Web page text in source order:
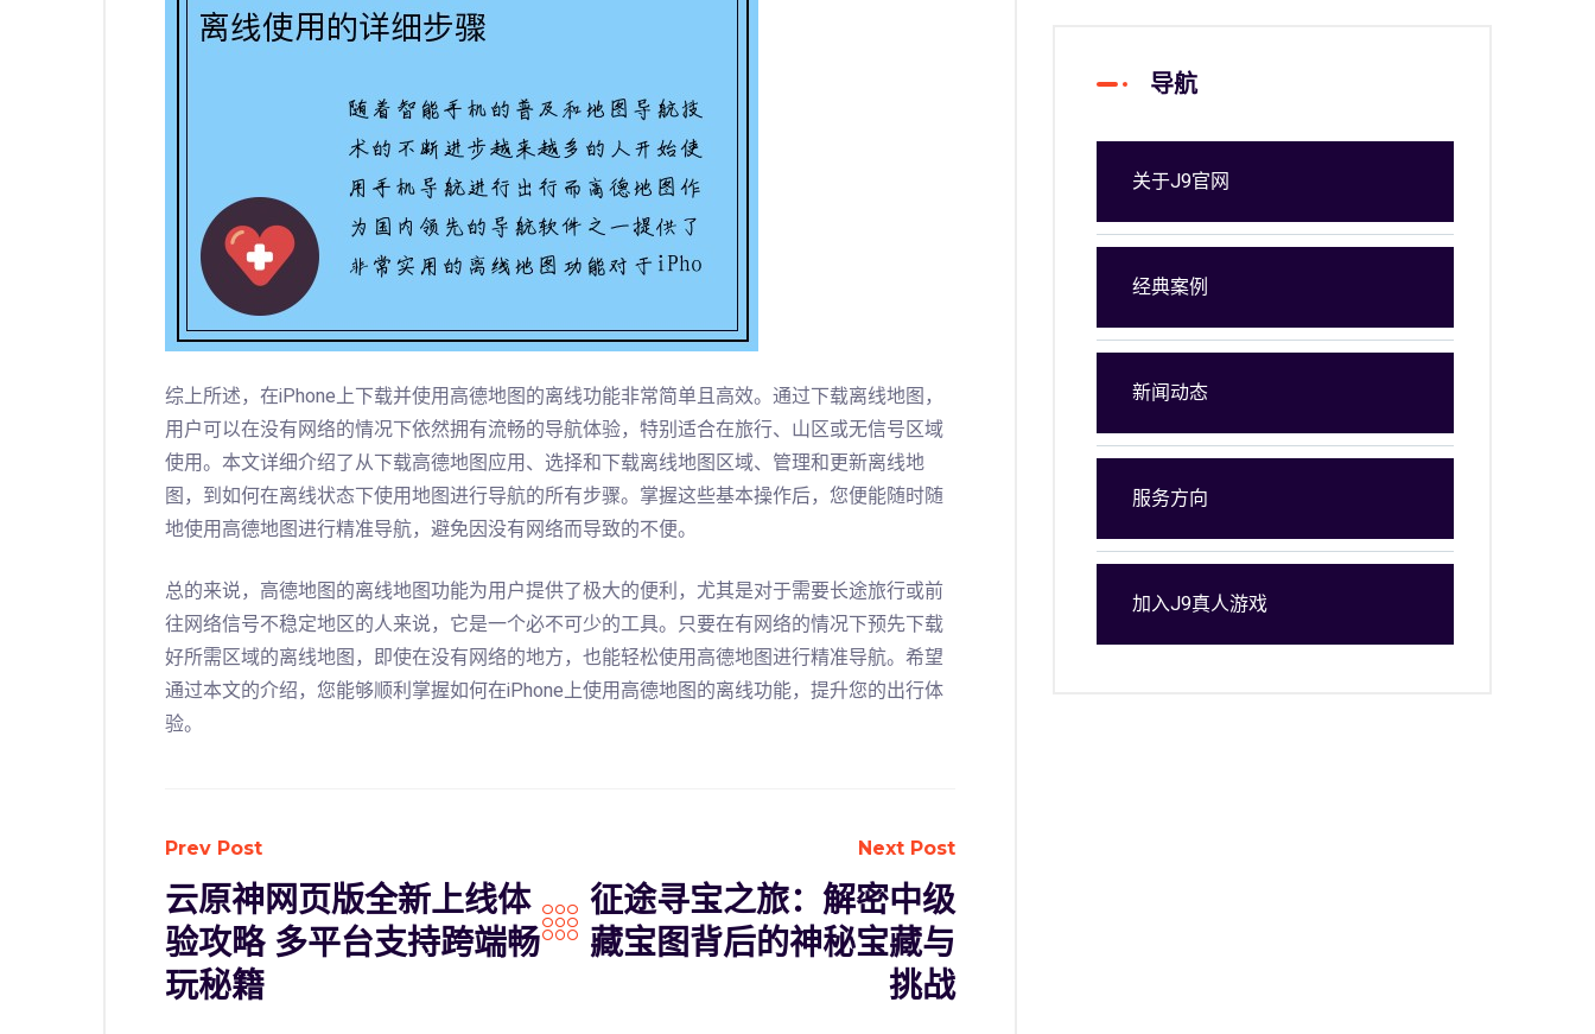
综上所述，在iPhone上下载并使用高德地图的离线功能非常简单且高效。通过下载离线地图，
用户可以在没有网络的情况下依然拥有流畅的导航体验，特别适合在旅行、山区或无信号区域
使用。本文详细介绍了从下载高德地图应用、选择和下载离线地图区域、管理和更新离线地
图，到如何在离线状态下使用地图进行导航的所有步骤。掌握这些基本操作后，您便能随时随
地使用高德地图进行精准导航，避免因没有网络而导致的不便。
总的来说，高德地图的离线地图功能为用户提供了极大的便利，尤其是对于需要长途旅行或前
往网络信号不稳定地区的人来说，它是一个必不可少的工具。只要在有网络的情况下预先下载
好所需区域的离线地图，即使在没有网络的地方，也能轻松使用高德地图进行精准导航。希望
通过本文的介绍，您能够顺利掌握如何在iPhone上使用高德地图的离线功能，提升您的出行体
验。
Prev Post
云原神网页版全新上线体
验攻略 多平台支持跨端畅
玩秘籍
Next Post
征途寻宝之旅：解密中级
藏宝图背后的神秘宝藏与
挑战
导航
关于J9官网
经典案例
新闻动态
服务方向
加入J9真人游戏